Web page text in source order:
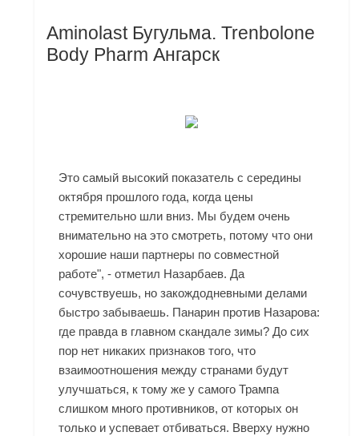
Aminolast Бугульма. Trenbolone
Body Pharm Ангарск
Это самый высокий показатель с середины
октября прошлого года, когда цены
стремительно шли вниз. Мы будем очень
внимательно на это смотреть, потому что они
хорошие наши партнеры по совместной
работе", - отметил Назарбаев. Да
сочувствуешь, но закождодневными делами
быстро забываешь. Панарин против Назарова:
где правда в главном скандале зимы? До сих
пор нет никаких признаков того, что
взаимоотношения между странами будут
улучшаться, к тому же у самого Трампа
слишком много противников, от которых он
только и успевает отбиваться. Вверху нужно